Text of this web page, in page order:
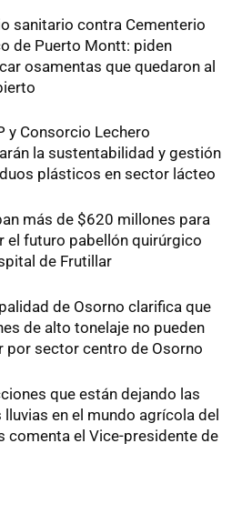
sanitario contra Cementerio
de Puerto Montt: piden
osamentas que quedaron al
y Consorcio Lechero
la sustentabilidad y gestión
plásticos en sector lácteo
más de $620 millones para
el futuro pabellón quirúrgico
de Frutillar
de Osorno clarifica que
de alto tonelaje no pueden
por sector centro de Osorno
que están dejando las
en el mundo agrícola del
comenta el Vice-presidente de